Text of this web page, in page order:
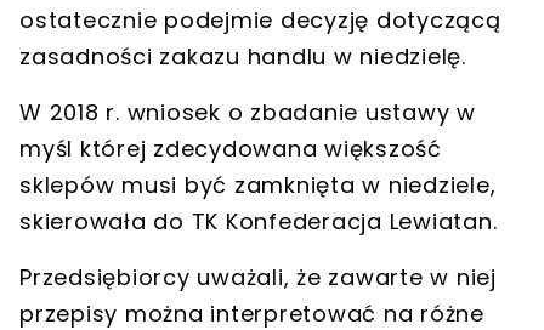
ostatecznie podejmie decyzję dotyczącą
zasadności zakazu handlu w niedzielę.
W 2018 r. wniosek o zbadanie ustawy w
myśl której zdecydowana większość
sklepów musi być zamknięta w niedziele,
skierowała do TK Konfederacja Lewiatan.
Przedsiębiorcy uważali, że zawarte w niej
przepisy można interpretować na różne